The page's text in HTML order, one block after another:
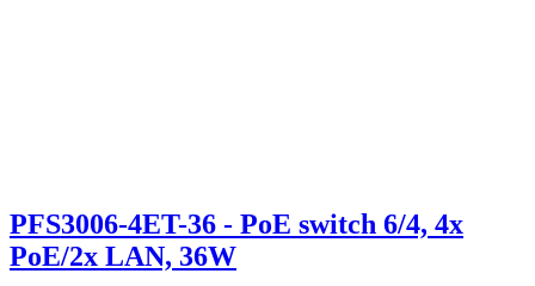
PFS3006-4ET-36 - PoE switch 6/4, 4x
PoE/2x LAN, 36W